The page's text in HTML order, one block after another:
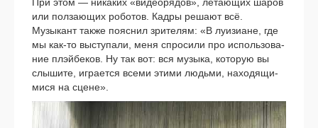
или пол­за­ю­щих робо­тов. Кадры реша­ют всё.
Музыкант так­же пояс­нил зри­те­лям: «В луи­зи­ане, где
мы как-то высту­па­ли, меня спро­си­ли про исполь­зо­ва­
ние плэй­бе­ков. Ну так вот: вся музы­ка, кото­рую вы
слы­ши­те, игра­ет­ся все­ми эти­ми людь­ми, нахо­дя­щи­
ми­ся на сцене».